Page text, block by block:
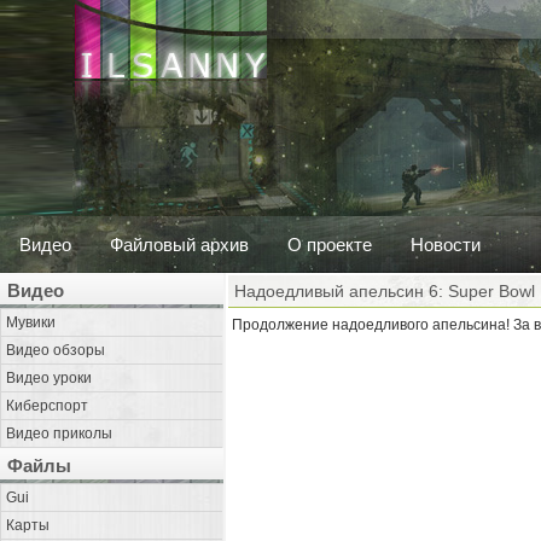
Видео Файловый архив О проекте Новости
Видео
Мувики
Видео обзоры
Видео уроки
Киберспорт
Видео приколы
Файлы
Gui
Карты
Надоедливый апельсин 6: Super Bowl
Продолжение надоедливого апельсина! За